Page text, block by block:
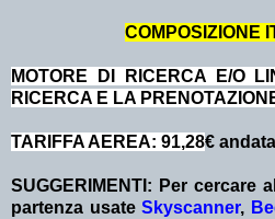
COMPOSIZIONE
MOTORE DI RICERCA E/O
RICERCA E LA
TARIFFA AEREA: 91,28€
SUGGERIMENTI: Per cercare
partenza usate Skyscanner,